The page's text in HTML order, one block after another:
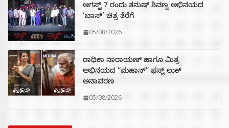
ಆಗಸ್ಟ್ 7 ರಂದು ತನುಷ್ ಶಿವಣ್ಣ ಅಭಿನಯದ
‘ಬಾಸ್’ ಚಿತ್ರ ತೆರೆಗೆ
05/08/2026
ರಾಧಿಕಾ ನಾರಾಯಣ್ ಹಾಗೂ ಮಿತ್ರ
ಅಭಿನಯದ “ಮಹಾನ್” ಫಸ್ಟ್ ಲುಕ್
ಅನಾವರಣ
05/08/2026